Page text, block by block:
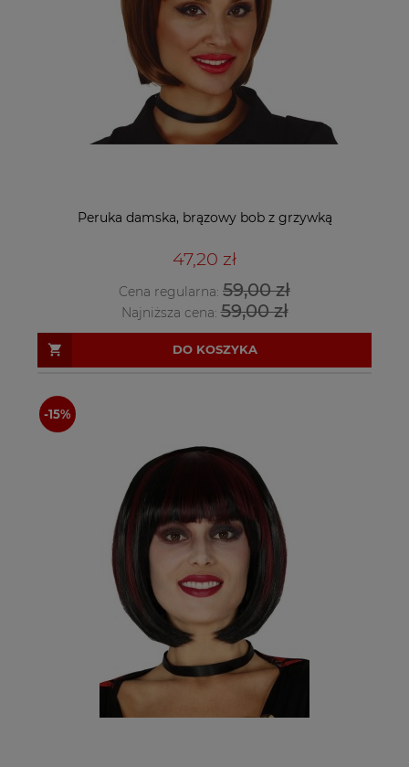
Peruka damska, brązowy bob z grzywką
47,20 zł
Cena regularna: 59,00 zł
Najniższa cena:59,00 zł
DO KOSZYKA